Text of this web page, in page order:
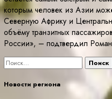
которым человек из Азии
Северную Африку и
объёму транзитных
России», – подтвердил
Найти:
Новости региона